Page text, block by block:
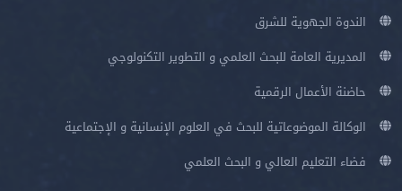
الندوة الجهوية للشرق
المديرية العامة للبحث العلمي و التطوير التكنولوجي
حاضنة الأعمال الرقمية
الوكالة الموضوعاتية للبحث في العلوم الإنسانية و الإجتماعية
فضاء التعليم العالي و البحث العلمي